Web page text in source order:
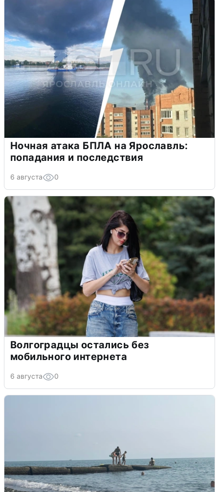
Ночная атака БПЛА на Ярославль:
попадания и последствия
6 августа 0
Волгоградцы остались без
мобильного интернета
6 августа 0